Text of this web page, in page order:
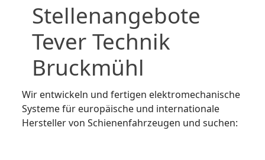
Stellenangebote
Tever Technik
Bruckmühl
Wir entwickeln und fertigen elektromechanische
Systeme für europäische und internationale
Hersteller von Schienenfahrzeugen und suchen: